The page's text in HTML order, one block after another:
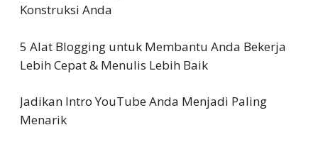
Konstruksi Anda
5 Alat Blogging untuk Membantu Anda Bekerja
Lebih Cepat & Menulis Lebih Baik
Jadikan Intro YouTube Anda Menjadi Paling
Menarik